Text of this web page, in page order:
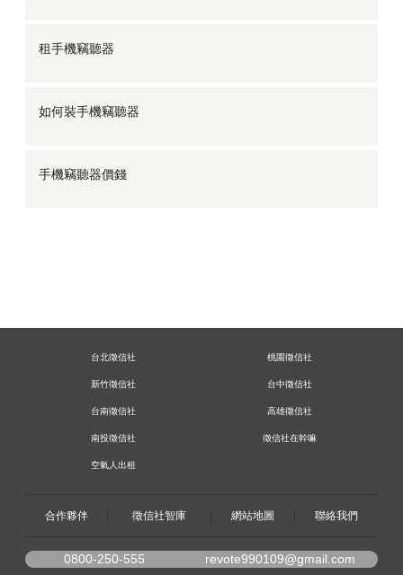
租手機竊聽器
如何裝手機竊聽器
手機竊聽器價錢
台北徵信社 桃園徵信社
新竹徵信社 台中徵信社
台南徵信社 高雄徵信社
南投徵信社 徵信社在幹嘛
空氣人出租
合作夥伴 徵信社智庫 網站地圖 聯絡我們
0800-250-555 revote990109@gmail.com